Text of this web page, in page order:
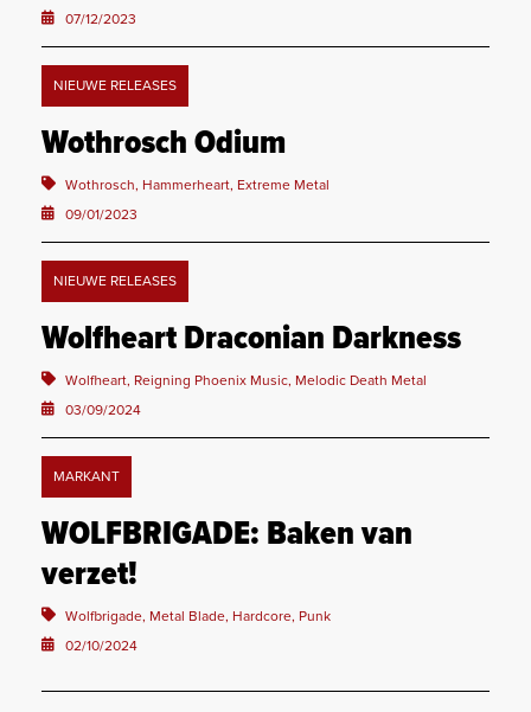
07/12/2023
NIEUWE RELEASES
Wothrosch Odium
Wothrosch, Hammerheart, Extreme Metal
09/01/2023
NIEUWE RELEASES
Wolfheart Draconian Darkness
Wolfheart, Reigning Phoenix Music, Melodic Death Metal
03/09/2024
MARKANT
WOLFBRIGADE: Baken van
verzet!
Wolfbrigade, Metal Blade, Hardcore, Punk
02/10/2024